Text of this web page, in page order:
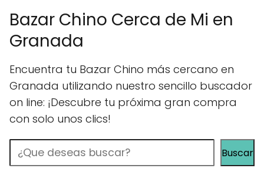
Bazar Chino Cerca de Mi en
Granada
Encuentra tu Bazar Chino más cercano en
Granada utilizando nuestro sencillo buscador
on line: ¡Descubre tu próxima gran compra
con solo unos clics!
Buscar Buscar